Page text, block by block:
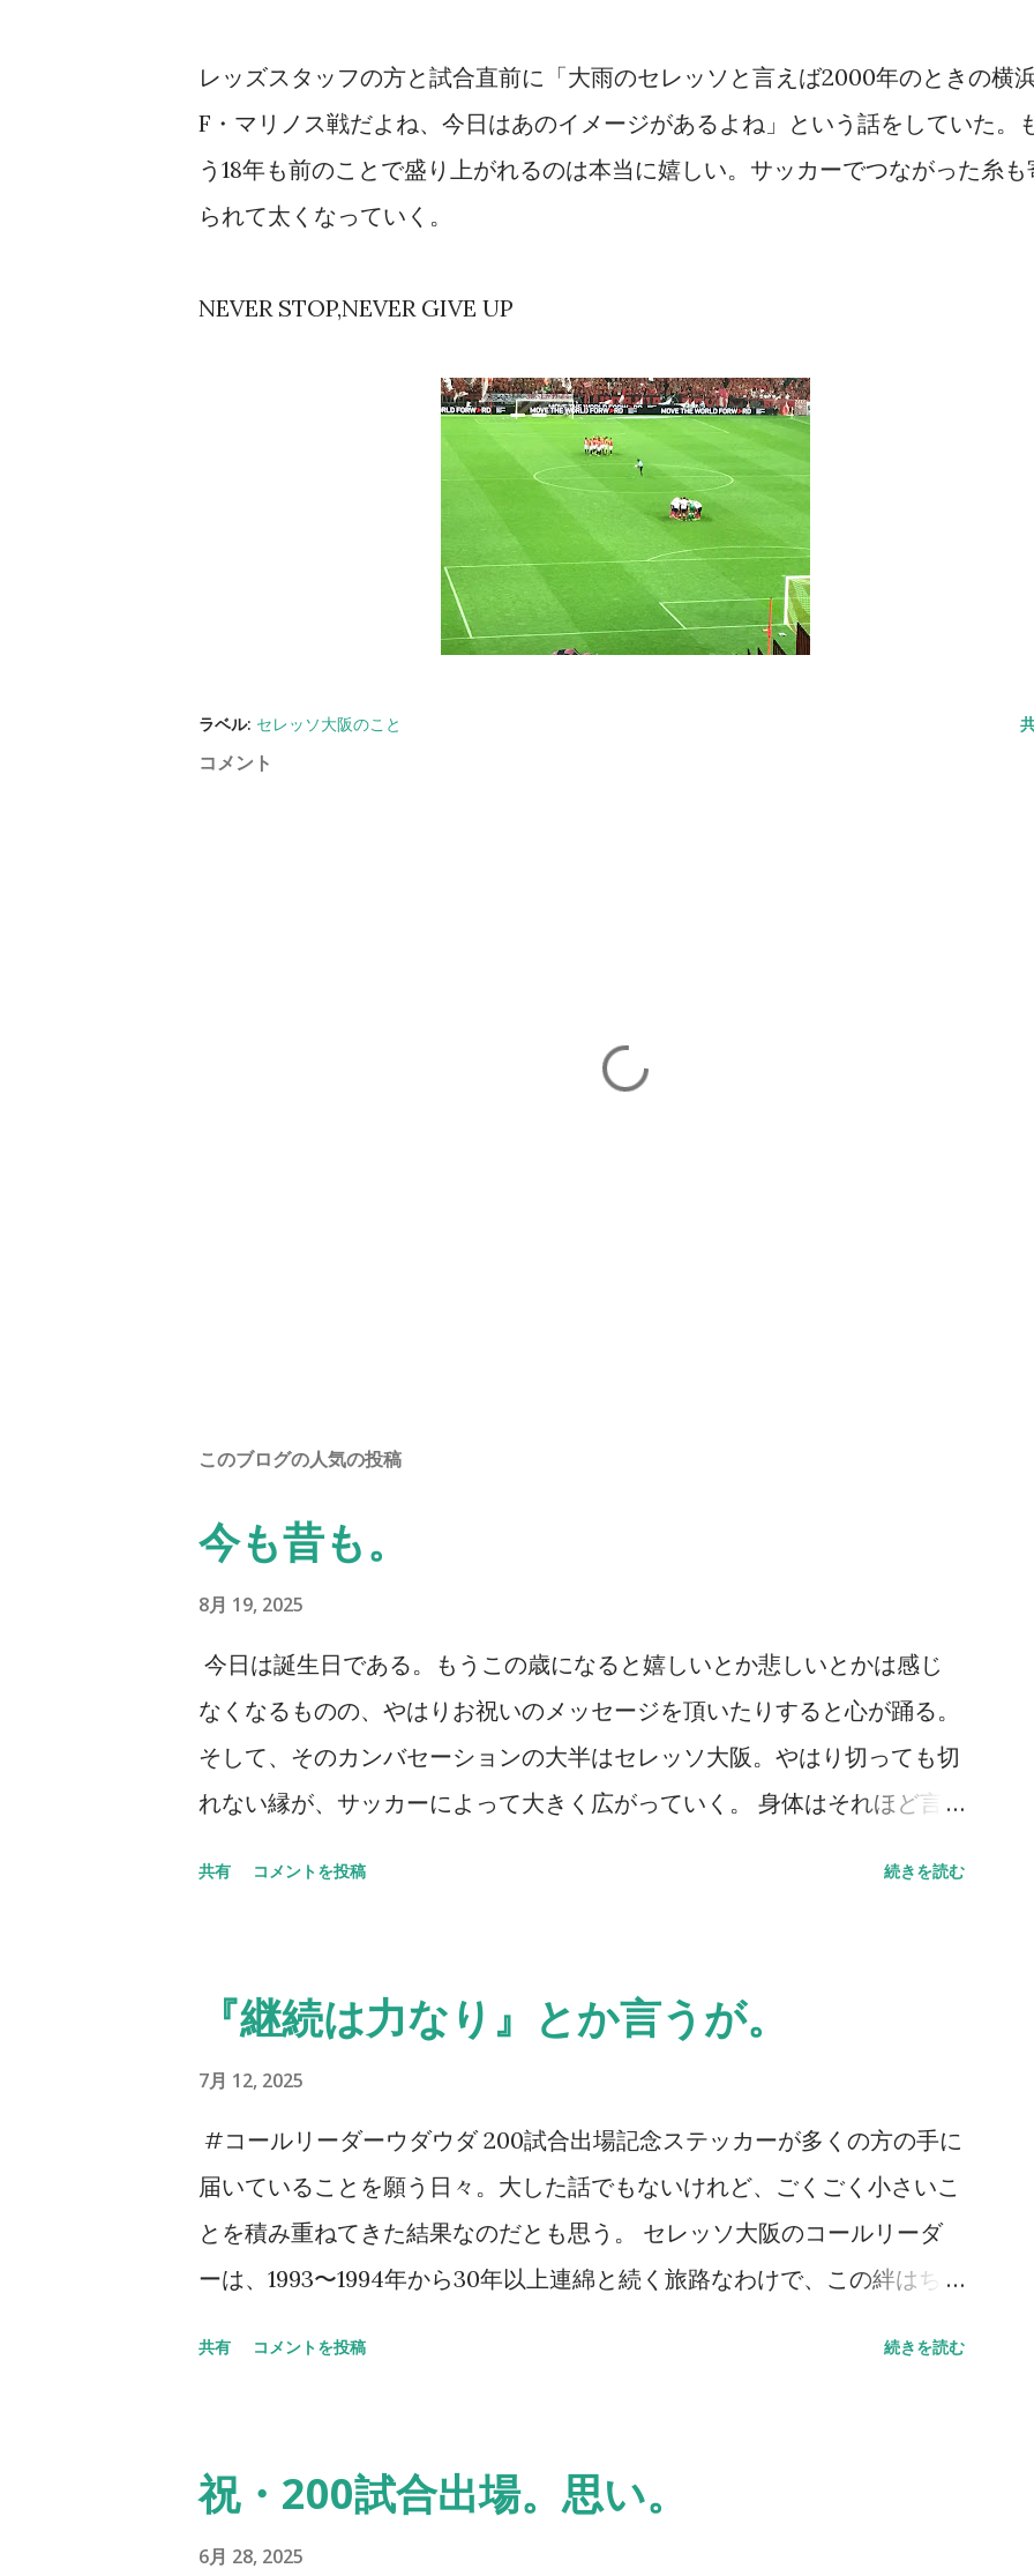
レッズスタッフの方と試合直前に「大雨のセレッソと言えば2000年のときの横
F・マリノス戦だよね、今日はあのイメージがあるよね」という話をしていた。
う18年も前のことで盛り上がれるのは本当に嬉しい。サッカーでつながった糸も
られて太くなっていく。
NEVER STOP,NEVER GIVE UP
ラベル: セレッソ大阪のこと
コメント
このブログの人気の投稿
今も昔も。
8月 19, 2025
今日は誕生日である。もうこの歳になると嬉しいとか悲しいとかは感じ
なくなるものの、やはりお祝いのメッセージを頂いたりすると心が踊る。
そして、そのカンバセーションの大半はセレッソ大阪。やはり切っても切
れない縁が、サッカーによって大きく広がっていく。 身体はそれほど言
拠とも言えるし、そうでもない。 小樽へ行ってきた。札幌に行く用があ
り少し足を伸ばしたわけだ。グラウンドに着いた瞬間に我が目を疑った。
ものすごい数のセレッソ大阪サポーターがいたのだから当たり前と言えば
当たり前だ。勿論ご家族の方が多いとは思うが、こんなにいるとは想像し
ていなかった。 身内以外のサポーターが単独で行けるかというと厳しい
面もあるだろうが、その中でもサポートに向かう方々はいる。セレッソ大
阪のサポーターの歴史はこのようにして続いていっていることに、誕生日
それだけがすべてじゃないのも真実。だが、綺麗なコレオを作るとか、迫
年後のクラブはきっと彼らが支える。そのサポートを。 今日は誕生日で
ある。プレゼントを求めるよりも、セレッソ大阪に関わる方々のKindleの
共有 コメントを投稿 続きを読む
『継続は力なり』とか言うが。
7月 12, 2025
#コールリーダーウダウダ 200試合出場記念ステッカーが多くの方の手に
届いていることを願う日々。大した話でもないけれど、ごくごく小さいこ
とを積み重ねてきた結果なのだとも思う。 セレッソ大阪のコールリーダ
ーは、1993〜1994年から30年以上連綿と続く旅路なわけで、この絆はちょ
をSNSでアップしてくれているのを見る。ふと胸が熱くなる。やってきた
ことや、やり続けてきたことの全てが、正しいものではないことも重々理
共有 コメントを投稿 続きを読む
祝・200試合出場。思い。
6月 28, 2025